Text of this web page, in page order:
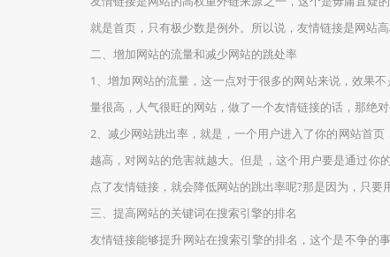
就是首页，只有极少数是例外。所以说，友情链接是网站高
二、增加网站的流量和减少网站的跳处率
1、增加网站的流量，这一点对于很多的网站来说，效果
量很高，人气很旺的网站，做了一个友情链接的话，那绝
2、减少网站跳出率，就是，一个用户进入了你的网站首
越高，对网站的危害就越大。但是，这个用户要是通过你
点了友情链接，就会降低网站的跳出率呢?那是因为，只
三、提高网站的关键词在搜索引擎的排名
友情链接能够提升网站在搜索引擎的排名，这个是不争的